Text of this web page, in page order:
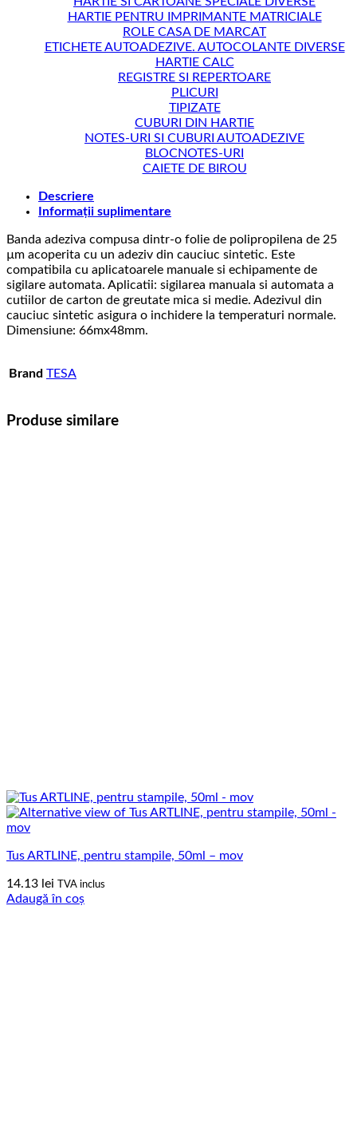
HARTIE PENTRU IMPRIMANTE MATRICIALE
ROLE CASA DE MARCAT
ETICHETE AUTOADEZIVE. AUTOCOLANTE DIVERSE
HARTIE CALC
REGISTRE SI REPERTOARE
PLICURI
TIPIZATE
CUBURI DIN HARTIE
NOTES-URI SI CUBURI AUTOADEZIVE
BLOCNOTES-URI
CAIETE DE BIROU
Descriere
Informații suplimentare
Banda adeziva compusa dintr-o folie de polipropilena de 25
µm acoperita cu un adeziv din cauciuc sintetic. Este
compatibila cu aplicatoarele manuale si echipamente de
sigilare automata. Aplicatii: sigilarea manuala si automata a
cutiilor de carton de greutate mica si medie. Adezivul din
cauciuc sintetic asigura o inchidere la temperaturi normale.
Dimensiune: 66mx48mm.
Brand TESA
Produse similare
Tus ARTLINE, pentru stampile, 50ml – mov
14.13 lei TVA inclus
Adaugă în coș